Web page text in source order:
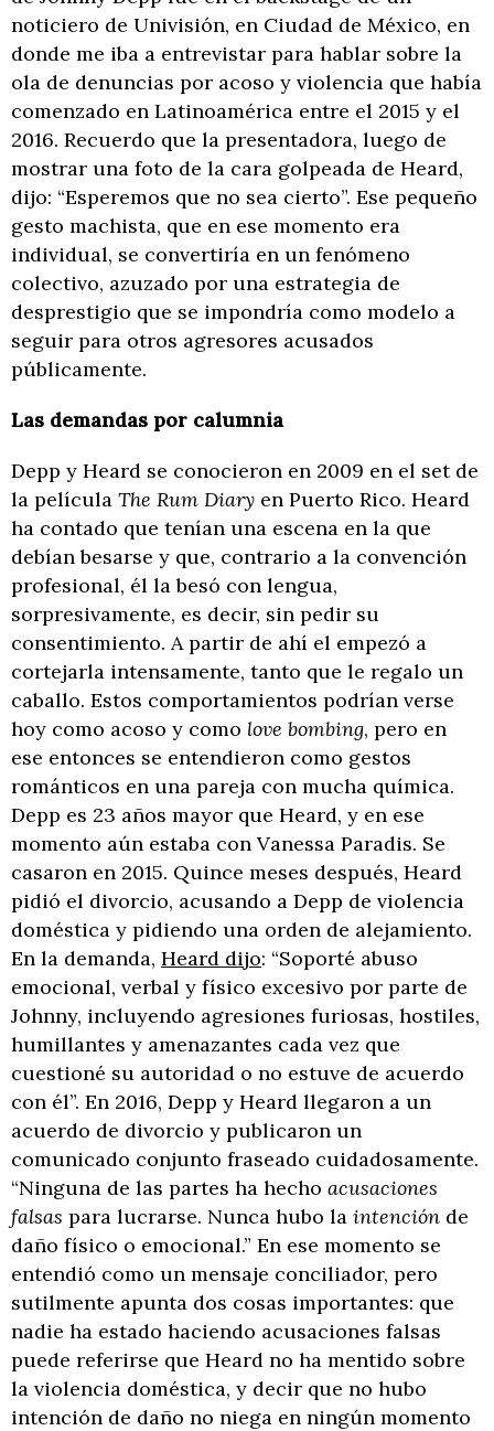
noticiero de Univisión, en Ciudad de México, en
donde me iba a entrevistar para hablar sobre la
ola de denuncias por acoso y violencia que había
comenzado en Latinoamérica entre el 2015 y el
2016. Recuerdo que la presentadora, luego de
mostrar una foto de la cara golpeada de Heard,
dijo: “Esperemos que no sea cierto”. Ese pequeño
gesto machista, que en ese momento era
individual, se convertiría en un fenómeno
colectivo, azuzado por una estrategia de
desprestigio que se impondría como modelo a
seguir para otros agresores acusados
públicamente.
Las demandas por calumnia
Depp y Heard se conocieron en 2009 en el set de
la película The Rum Diary en Puerto Rico. Heard
ha contado que tenían una escena en la que
debían besarse y que, contrario a la convención
profesional, él la besó con lengua,
sorpresivamente, es decir, sin pedir su
consentimiento. A partir de ahí el empezó a
cortejarla intensamente, tanto que le regalo un
caballo. Estos comportamientos podrían verse
hoy como acoso y como love bombing, pero en
ese entonces se entendieron como gestos
románticos en una pareja con mucha química.
Depp es 23 años mayor que Heard, y en ese
momento aún estaba con Vanessa Paradis. Se
casaron en 2015. Quince meses después, Heard
pidió el divorcio, acusando a Depp de violencia
doméstica y pidiendo una orden de alejamiento.
En la demanda, Heard dijo: “Soporté abuso
emocional, verbal y físico excesivo por parte de
Johnny, incluyendo agresiones furiosas, hostiles,
humillantes y amenazantes cada vez que
cuestioné su autoridad o no estuve de acuerdo
con él”. En 2016, Depp y Heard llegaron a un
acuerdo de divorcio y publicaron un
comunicado conjunto fraseado cuidadosamente.
“Ninguna de las partes ha hecho acusaciones
falsas para lucrarse. Nunca hubo la intención de
daño físico o emocional.” En ese momento se
entendió como un mensaje conciliador, pero
sutilmente apunta dos cosas importantes: que
nadie ha estado haciendo acusaciones falsas
puede referirse que Heard no ha mentido sobre
la violencia doméstica, y decir que no hubo
intención de daño no niega en ningún momento